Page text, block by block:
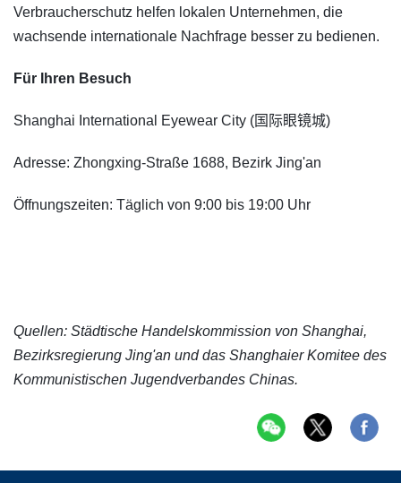
Verbraucherschutz helfen lokalen Unternehmen, die
wachsende internationale Nachfrage besser zu bedienen.
Für Ihren Besuch
Shanghai International Eyewear City (国际眼镜城)
Adresse: Zhongxing-Straße 1688, Bezirk Jing'an
Öffnungszeiten: Täglich von 9:00 bis 19:00 Uhr
Quellen: Städtische Handelskommission von Shanghai,
Bezirksregierung Jing'an und das Shanghaier Komitee des
Kommunistischen Jugendverbandes Chinas.